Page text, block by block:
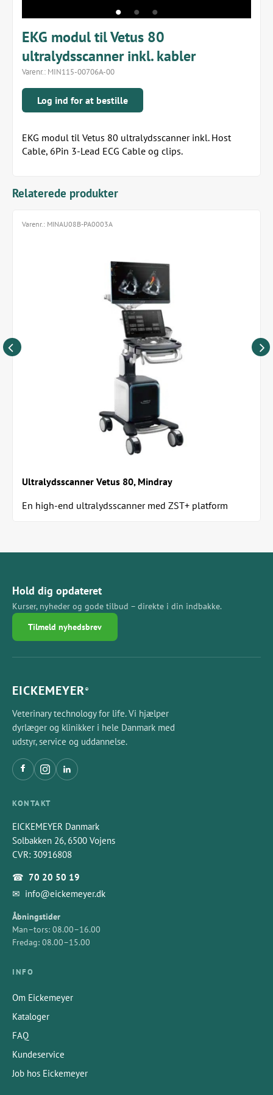
EKG modul til Vetus 80
ultralydsscanner inkl. kabler
Varenr.: MIN115-00706A-00
Log ind for at bestille
EKG modul til Vetus 80 ultralydsscanner inkl. Host
Cable, 6Pin 3-Lead ECG Cable og clips.
Relaterede produkter
Ultralydsscanner Vetus 80, Mindray
En high-end ultralydsscanner med ZST+ platform
Varenr.: MINAU08B-PA0003A
Hold dig opdateret
Kurser, nyheder og gode tilbud – direkte i din indbakke.
Tilmeld nyhedsbrev
EICKEMEYER®
Veterinary technology for life. Vi hjælper
dyrlæger og klinikker i hele Danmark med
udstyr, service og uddannelse.
KONTAKT
EICKEMEYER Danmark
Solbakken 26, 6500 Vojens
CVR: 30916808
☎ 70 20 50 19
✉ info@eickemeyer.dk
Åbningstider
Man–tors: 08.00–16.00
Fredag: 08.00–15.00
INFO
Om Eickemeyer
Kataloger
FAQ
Kundeservice
Job hos Eickemeyer